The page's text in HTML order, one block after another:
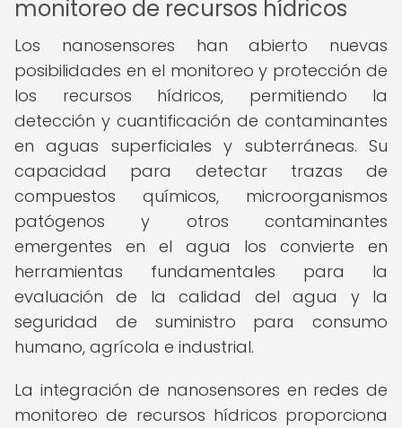
monitoreo de recursos hídricos
Los nanosensores han abierto nuevas
posibilidades en el monitoreo y protección de
los recursos hídricos, permitiendo la
detección y cuantificación de contaminantes
en aguas superficiales y subterráneas. Su
capacidad para detectar trazas de
compuestos químicos, microorganismos
patógenos y otros contaminantes
emergentes en el agua los convierte en
herramientas fundamentales para la
evaluación de la calidad del agua y la
seguridad de suministro para consumo
humano, agrícola e industrial.
La integración de nanosensores en redes de
monitoreo de recursos hídricos proporciona